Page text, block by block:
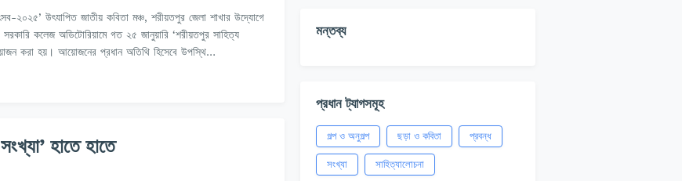
২০২৫’ উৎযাপিত জাতীয় কবিতা মঞ্চ, শরীয়তপুর জেলা শাখার উদ্যোগে
সরকারি কলেজ অডিটোরিয়ামে গত ২৫ জানুয়ারি ‘শরীয়তপুর সাহিত্য
করা হয়। আয়োজনের প্রধান অতিথি হিসেবে উপস্থি…
হাতে হাতে
মন্তব্য
প্রধান ট্যাগসমূহ
গল্প ও অনুগল্প ছড়া ও কবিতা প্রবন্ধ
সংখ্যা সাহিত্যালোচনা